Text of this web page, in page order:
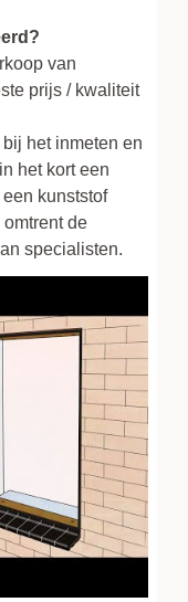
van
prijs / kwaliteit
het inmeten en
het kort een
kunststof
de
specialisten.